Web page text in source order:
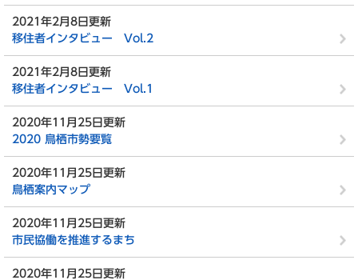
2021年2月8日更新
移住者インタビュー Vol.2
2021年2月8日更新
移住者インタビュー Vol.1
2020年11月25日更新
2020 鳥栖市勢要覧
2020年11月25日更新
鳥栖案内マップ
2020年11月25日更新
市民協働を推進するまち
2020年11月25日更新